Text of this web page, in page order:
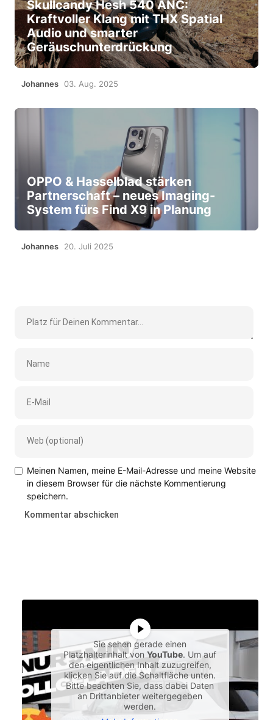
Skullcandy Hesh 540 ANC:
Kraftvoller Klang mit THX Spatial
Audio und smarter
Geräuschunterdrückung
Johannes 03. Aug. 2025
OPPO & Hasselblad stärken
Partnerschaft – neues Imaging-
System fürs Find X9 in Planung
Johannes 20. Juli 2025
Meinen Namen, meine E-Mail-Adresse und meine Website
in diesem Browser für die nächste Kommentierung
speichern.
Sie sehen gerade einen
Platzhalterinhalt vonYouTube. Um auf
den eigentlichen Inhalt zuzugreifen,
klicken Sie auf die Schaltfläche unten.
Bitte beachten Sie, dass dabei Daten
an Drittanbieter weitergegeben
werden.